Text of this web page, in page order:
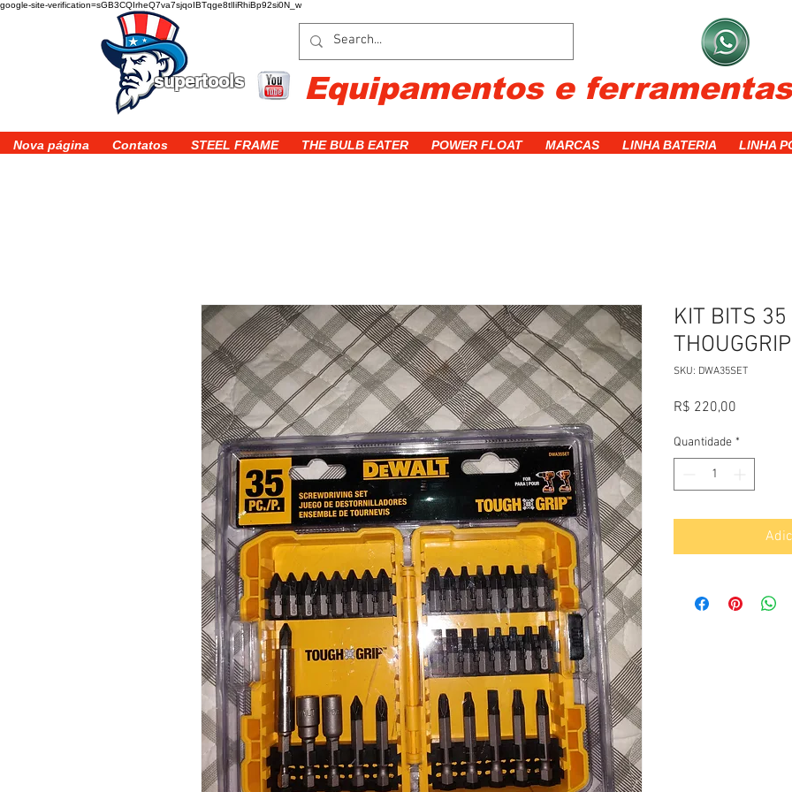
google-site-verification=sGB3CQIrheQ7va7sjqoIBTqge8tlIiRhiBp92si0N_w
supertools Equipamentos e
Nova página Contatos STEEL FRAME THE BULB EATER POWER FLOAT MARCAS LINHA BATERIA LINHA
KIT BITS 35
SKU: DWA35SET
R$ 220,00
Quantidade *